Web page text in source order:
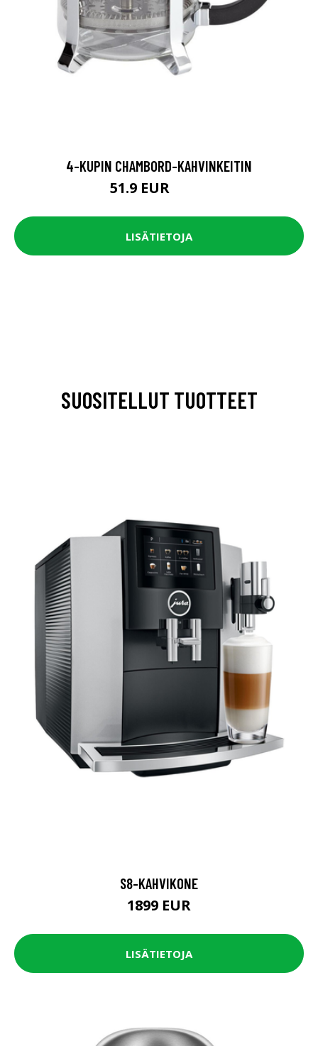
4-KUPIN CHAMBORD-KAHVINKEITIN
51.9 EUR
LISÄTIETOJA
SUOSITELLUT TUOTTEET
S8-KAHVIKONE
1899 EUR
LISÄTIETOJA